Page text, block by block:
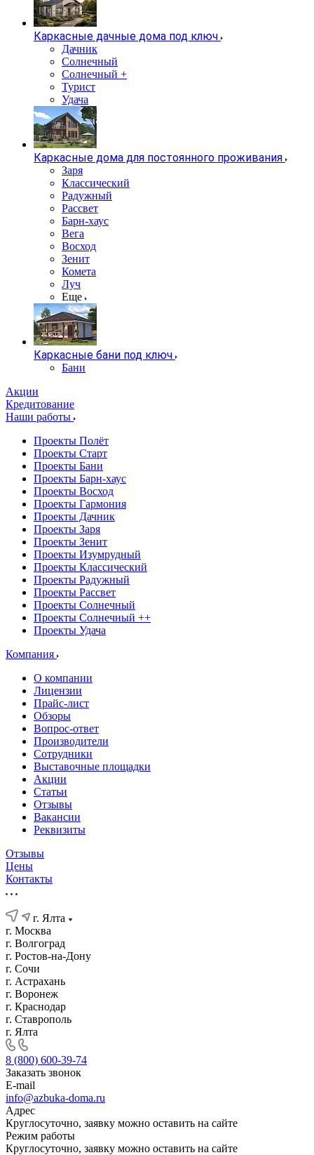
Каркасные дачные дома под ключ
Дачник
Солнечный
Солнечный +
Турист
Удача
Каркасные дома для постоянного проживания
Заря
Классический
Радужный
Рассвет
Барн-хаус
Вега
Восход
Зенит
Комета
Луч
Еще
Каркасные бани под ключ
Бани
Акции
Кредитование
Наши работы
Проекты Полёт
Проекты Старт
Проекты Бани
Проекты Барн-хаус
Проекты Восход
Проекты Гармония
Проекты Дачник
Проекты Заря
Проекты Зенит
Проекты Изумрудный
Проекты Классический
Проекты Радужный
Проекты Рассвет
Проекты Солнечный
Проекты Солнечный ++
Проекты Удача
Компания
О компании
Лицензии
Прайс-лист
Обзоры
Вопрос-ответ
Производители
Сотрудники
Выставочные площадки
Акции
Статьи
Отзывы
Вакансии
Реквизиты
Отзывы
Цены
Контакты
г. Ялта
г. Москва
г. Волгоград
г. Ростов-на-Дону
г. Сочи
г. Астрахань
г. Воронеж
г. Краснодар
г. Ставрополь
г. Ялта
8 (800) 600-39-74
Заказать звонок
E-mail
info@azbuka-doma.ru
Адрес
Круглосуточно, заявку можно оставить на сайте
Режим работы
Круглосуточно, заявку можно оставить на сайте